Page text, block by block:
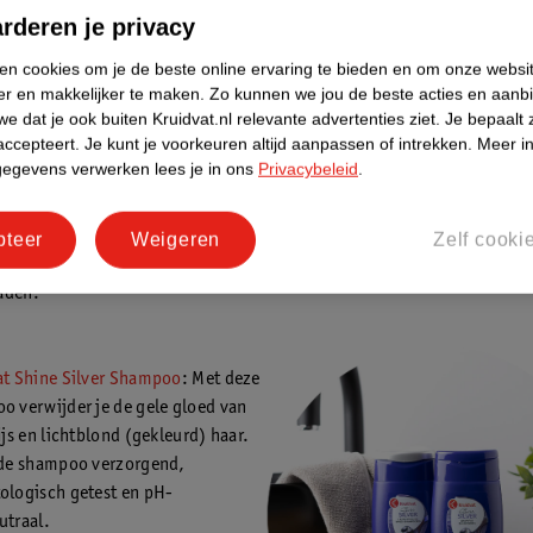
door highlights? Dan kan een zilvershampoo wel helpen om
die speciaal ontwikkeld zijn om de warmte tinten in bruin
Dit soort shampoos bevatten blauw pigment en hebben een
op licht haar: ze nuanceren de warme tinten en geven je haar
koop je bij Kruidvat
zilvershampoos van verschillende merken in het assortiment. Enkele
Shine Silver Shampoo: Met deze
verwijder je de gele gloed van
en lichtblond (gekleurd) haar.
shampoo verzorgend,
getest en pH-
je privacy
cookies om je de beste online ervaring te bieden en om onze
en makkelijker te maken. Zo kunnen we jou de beste acties en
dat je ook buiten Kruidvat.nl relevante advertenties ziet. Je bepaalt
Je kunt je voorkeuren altijd aanpassen of intrekken. Meer
verwerken lees je in ons Privacybeleid.
Zelf
Weigeren